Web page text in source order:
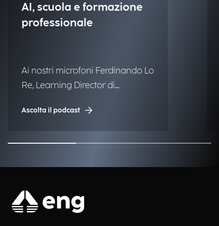
AI, scuola e formazione
professionale
Ai nostri microfoni Ferdinando Lo
Re, Learning Director di
Ascolta il podcast